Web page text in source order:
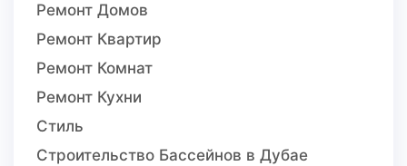
Ремонт Домов
Ремонт Квартир
Ремонт Комнат
Ремонт Кухни
Стиль
Строительство Бассейнов в Дубае